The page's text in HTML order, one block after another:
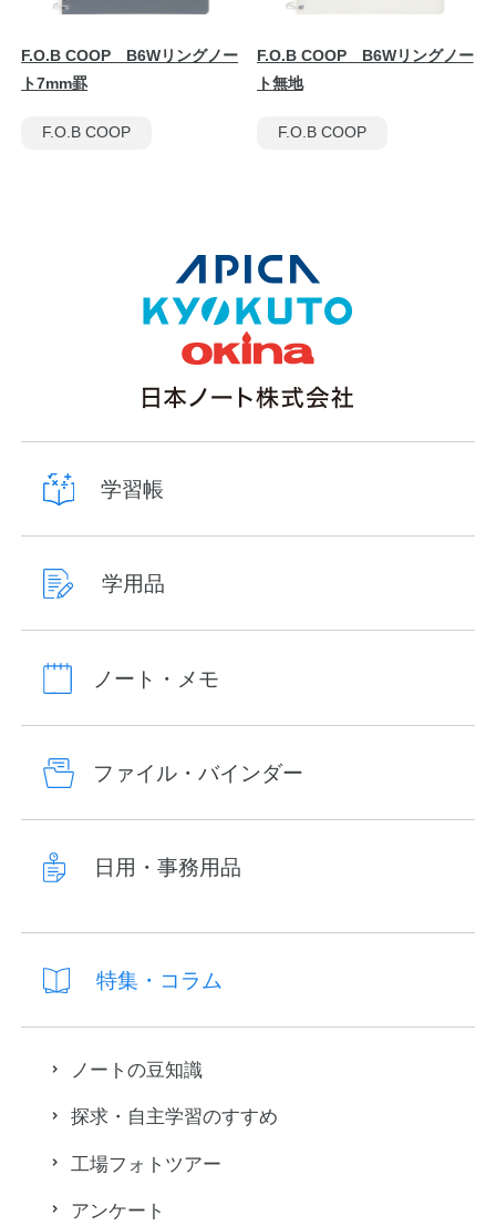
F.O.B COOP B6Wリングノー
ト7mm罫
F.O.B COOP
F.O.B COOP B6Wリングノー
ト無地
F.O.B COOP
学習帳
学用品
ノート・メモ
ファイル・バインダー
日用・事務用品
特集・コラム
ノートの豆知識
探求・自主学習のすすめ
工場フォトツアー
アンケート